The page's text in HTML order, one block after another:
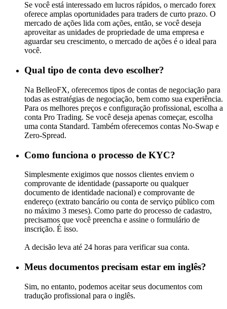
Se você está interessado em lucros rápidos, o mercado forex
oferece amplas oportunidades para traders de curto prazo. O
mercado de ações lida com ações, então, se você deseja
aproveitar as unidades de propriedade de uma empresa e
aguardar seu crescimento, o mercado de ações é o ideal para
você.
Qual tipo de conta devo escolher?
Na BelleoFX, oferecemos tipos de contas de negociação para
todas as estratégias de negociação, bem como sua experiência.
Para os melhores preços e configuração profissional, escolha a
conta Pro Trading. Se você deseja apenas começar, escolha
uma conta Standard. Também oferecemos contas No-Swap e
Zero-Spread.
Como funciona o processo de KYC?
Simplesmente exigimos que nossos clientes enviem o
comprovante de identidade (passaporte ou qualquer
documento de identidade nacional) e comprovante de
endereço (extrato bancário ou conta de serviço público com
no máximo 3 meses). Como parte do processo de cadastro,
precisamos que você preencha e assine o formulário de
inscrição. É isso.
A decisão leva até 24 horas para verificar sua conta.
Meus documentos precisam estar em inglês?
Sim, no entanto, podemos aceitar seus documentos com
tradução profissional para o inglês.